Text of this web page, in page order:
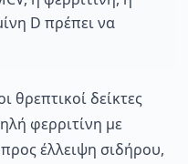
D πρέπει να
θρεπτικοί δείκτες
φερριτίνη με
έλλειψη σιδήρου,